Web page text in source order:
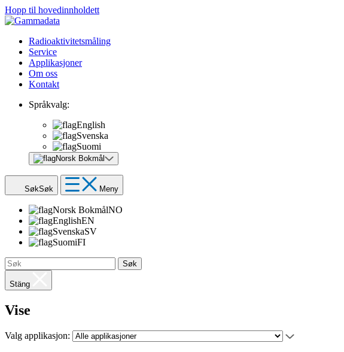
Hopp til hovedinnholdett
Radioaktivitetsmåling
Service
Applikasjoner
Om oss
Kontakt
Språkvalg:
English
Svenska
Suomi
Norsk Bokmål
SøkSøk Meny
Norsk BokmålNO
EnglishEN
SvenskaSV
SuomiFI
Søk
Stäng
Vise
Valg applikasjon: